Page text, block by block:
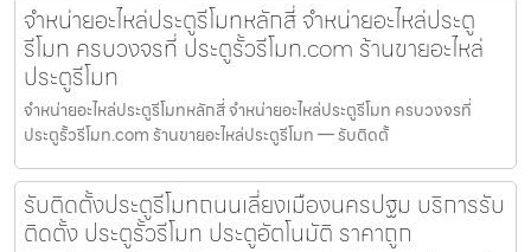
จำหน่ายอะไหล่ประตูรีโมทหลักสี่ จำหน่ายอะไหล่ประตู
รีโมท ครบวงจรที่ ประตูรั้วรีโมท.com ร้านขายอะไหล่
ประตูรีโมท
จำหน่ายอะไหล่ประตูรีโมทหลักสี่ จำหน่ายอะไหล่ประตูรีโมท ครบวงจรที่
ประตูรั้วรีโมท.com ร้านขายอะไหล่ประตูรีโมท — รับติดตั้
รับติดตั้งประตูรีโมทถนนเลี่ยงเมืองนครปฐม บริการรับ
ติดตั้ง ประตูรั้วรีโมท ประตูอัตโนมัติ ราคาถูก